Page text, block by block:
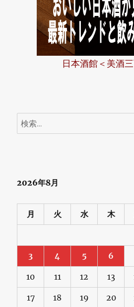
日本酒館＜美酒
検
索:
2026年8月
月 火 水 木
3 4 5 6
10 11 12 13
17 18 19 20